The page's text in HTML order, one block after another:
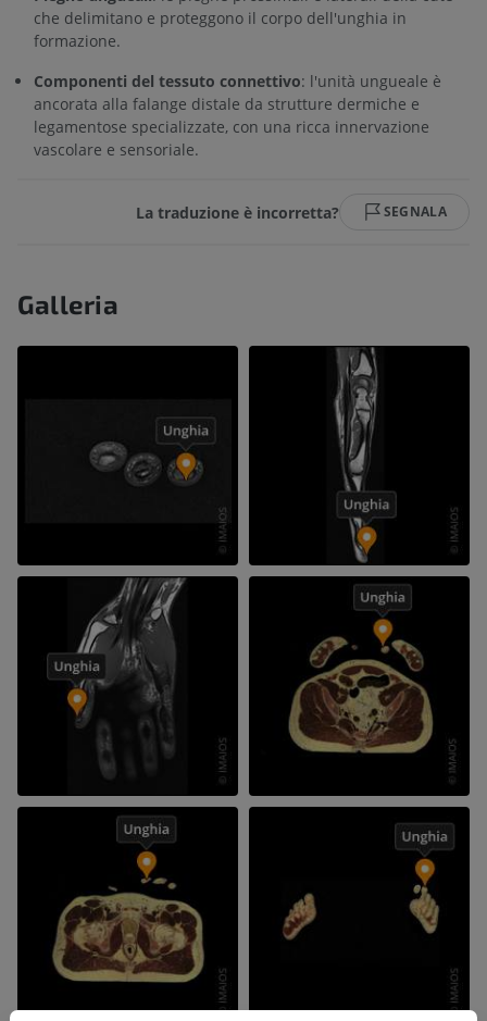
che delimitano e proteggono il corpo dell'unghia in
formazione.
Componenti del tessuto connettivo: l'unità ungueale è
ancorata alla falange distale da strutture dermiche e
legamentose specializzate, con una ricca innervazione
vascolare e sensoriale.
La traduzione è incorretta? SEGNALA
Galleria